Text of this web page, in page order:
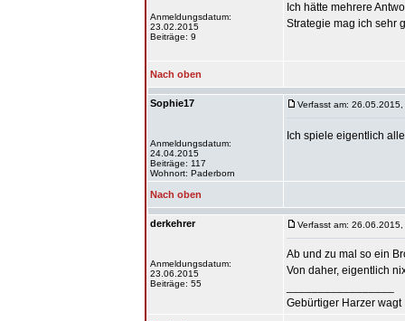
Anmeldungsdatum:
23.02.2015
Beiträge: 9
Ich hätte mehrere
Strategie mag ich sehr
Nach oben
Sophie17
Anmeldungsdatum:
24.04.2015
Beiträge: 117
Wohnort: Paderborn
Verfasst am:
Ich spiele eigentlich
Nach oben
derkehrer
Anmeldungsdatum:
23.06.2015
Beiträge: 55
Verfasst am:
Ab und zu mal so ein
Von daher, eigentlich
Gebürtiger Harzer